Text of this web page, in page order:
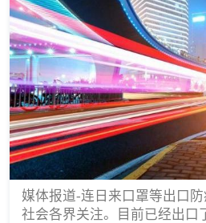
媒体报道-连日来口罩等出口
社会各界关注。目前已经出口